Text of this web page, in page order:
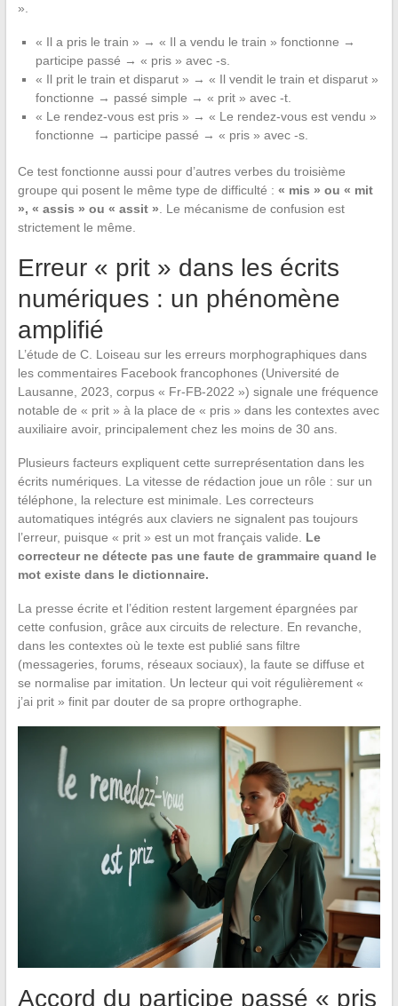
».
« Il a pris le train » → « Il a vendu le train » fonctionne →
participe passé → « pris » avec -s.
« Il prit le train et disparut » → « Il vendit le train et disparut »
fonctionne → passé simple → « prit » avec -t.
« Le rendez-vous est pris » → « Le rendez-vous est vendu »
fonctionne → participe passé → « pris » avec -s.
Ce test fonctionne aussi pour d’autres verbes du troisième
groupe qui posent le même type de difficulté : « mis » ou « mit
», « assis » ou « assit » . Le mécanisme de confusion est
strictement le même.
Erreur « prit » dans les écrits
numériques : un phénomène
amplifié
L’étude de C. Loiseau sur les erreurs morphographiques dans
les commentaires Facebook francophones (Université de
Lausanne, 2023, corpus « Fr-FB-2022 ») signale une fréquence
notable de « prit » à la place de « pris » dans les contextes avec
auxiliaire avoir, principalement chez les moins de 30 ans.
Plusieurs facteurs expliquent cette surreprésentation dans les
écrits numériques. La vitesse de rédaction joue un rôle : sur un
téléphone, la relecture est minimale. Les correcteurs
automatiques intégrés aux claviers ne signalent pas toujours
l’erreur, puisque « prit » est un mot français valide. Le
correcteur ne détecte pas une faute de grammaire quand le
mot existe dans le dictionnaire.
La presse écrite et l’édition restent largement épargnées par
cette confusion, grâce aux circuits de relecture. En revanche,
dans les contextes où le texte est publié sans filtre
(messageries, forums, réseaux sociaux), la faute se diffuse et
se normalise par imitation. Un lecteur qui voit régulièrement «
j’ai prit » finit par douter de sa propre orthographe.
Accord du participe passé « pris